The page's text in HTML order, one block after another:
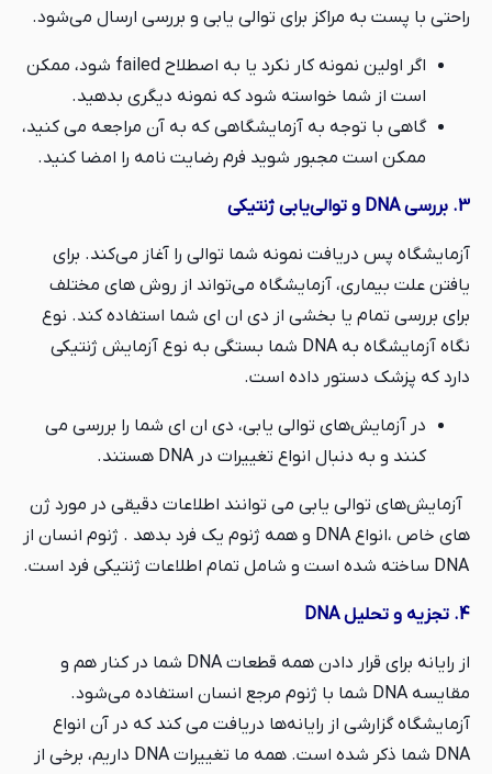
راحتی با پست به مراکز برای توالی یابی و بررسی ارسال می‌شود.
اگر اولین نمونه کار نکرد یا به اصطلاح failed شود، ممکن
است از شما خواسته شود که نمونه دیگری بدهید.
گاهی با توجه به آزمایشگاهی که به آن مراجعه می کنید،
ممکن است مجبور شوید فرم رضایت نامه را امضا کنید.
3. بررسی DNA و توالی‌یابی ژنتیکی
آزمایشگاه پس دریافت نمونه شما توالی را آغاز می‌کند. برای
یافتن علت بیماری، آزمایشگاه می‌تواند از روش های مختلف
برای بررسی تمام یا بخشی از دی ان ای شما استفاده کند. نوع
نگاه آزمایشگاه به DNA شما بستگی به نوع آزمایش ژنتیکی
دارد که پزشک دستور داده است.
در آزمایش‌های توالی یابی، دی ان ای شما را بررسی می
کنند و به دنبال انواع تغییرات در DNA هستند.
آزمایش‌های توالی یابی می توانند اطلاعات دقیقی در مورد ژن
های خاص ،انواع DNA و همه ژنوم یک فرد بدهد . ژنوم انسان از
DNA ساخته شده است و شامل تمام اطلاعات ژنتیکی فرد است.
4. تجزیه و تحلیل DNA
از رایانه برای قرار دادن همه قطعات DNA شما در کنار هم و
مقایسه DNA شما با ژنوم مرجع انسان استفاده می‌شود.
آزمایشگاه گزارشی از رایانه‌ها دریافت می کند که در آن انواع
DNA شما ذکر شده است. همه ما تغییرات DNA داریم، برخی از